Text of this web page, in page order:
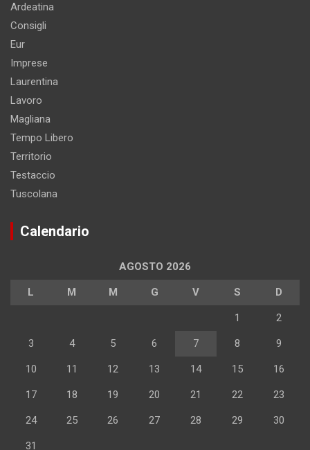
Ardeatina
Consigli
Eur
Imprese
Laurentina
Lavoro
Magliana
Tempo Libero
Territorio
Testaccio
Tuscolana
Calendario
AGOSTO 2026
L M M G V S D
1 2
3 4 5 6 7 8 9
10 11 12 13 14 15 16
17 18 19 20 21 22 23
24 25 26 27 28 29 30
31